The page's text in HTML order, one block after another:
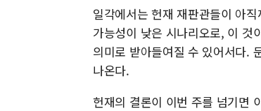
일각에서는 헌재 재판관들이 아
가능성이 낮은 시나리오로, 이 것
의미로 받아들여질 수 있어서다.
나온다.
헌재의 결론이 이번 주를 넘기면